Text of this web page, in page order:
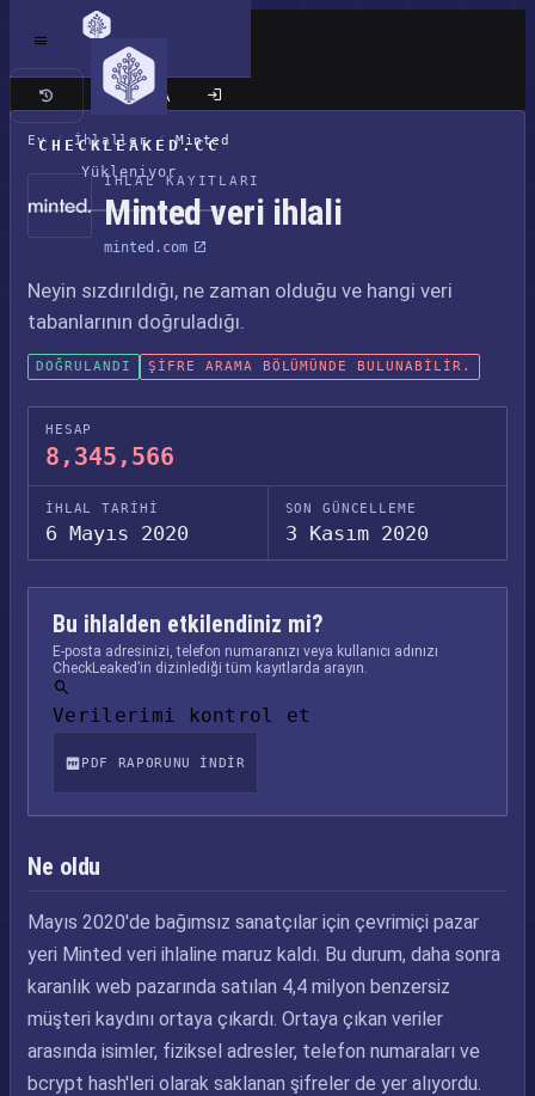
CHECKLEAKED.CC
Yükleniyor
Klasik site
Ev / İhlaller / Minted
İHLAL KAYITLARI
Minted veri ihlali
minted.com
Neyin sızdırıldığı, ne zaman olduğu ve hangi veri
tabanlarının doğruladığı.
DOĞRULANDI ŞIFRE ARAMA BÖLÜMÜNDE BULUNABILIR.
HESAP
8,345,566
İHLAL TARIHI
6 Mayıs 2020
SON GÜNCELLEME
3 Kasım 2020
Bu ihlalden etkilendiniz mi?
E-posta adresinizi, telefon numaranızı veya kullanıcı adınızı
CheckLeaked’in dizinlediği tüm kayıtlarda arayın.
Verilerimi kontrol et
PDF RAPORUNU INDIR
Ne oldu
Mayıs 2020'de bağımsız sanatçılar için çevrimiçi pazar
yeri Minted veri ihlaline maruz kaldı. Bu durum, daha sonra
karanlık web pazarında satılan 4,4 milyon benzersiz
müşteri kaydını ortaya çıkardı. Ortaya çıkan veriler
arasında isimler, fiziksel adresler, telefon numaraları ve
bcrypt hash'leri olarak saklanan şifreler de yer alıyordu.